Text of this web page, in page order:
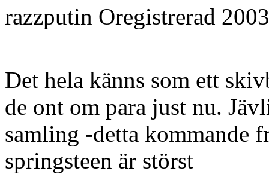
razzputin Oregistrerad
Det hela känns som ett
de ont om para just nu.
samling -detta kommande
springsteen är störst